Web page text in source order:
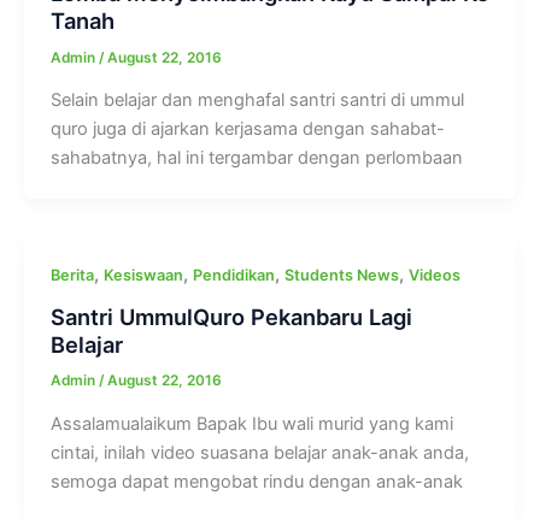
Tanah
Admin /August 22, 2016
Selain belajar dan menghafal santri santri di ummul
quro juga di ajarkan kerjasama dengan sahabat-
sahabatnya, hal ini tergambar dengan perlombaan
Berita, Kesiswaan, Pendidikan, Students News, Videos
Santri UmmulQuro Pekanbaru Lagi
Belajar
Admin /August 22, 2016
Assalamualaikum Bapak Ibu wali murid yang kami
cintai, inilah video suasana belajar anak-anak anda,
semoga dapat mengobat rindu dengan anak-anak